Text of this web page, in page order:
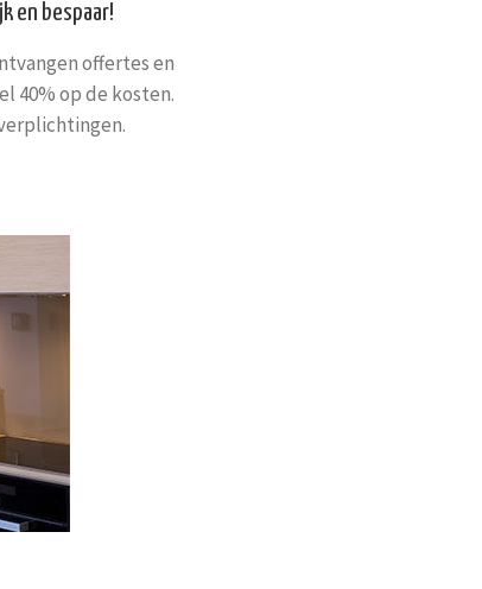
en bespaar!
offertes en
40% op de kosten.